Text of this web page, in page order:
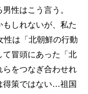
性はこう言う。
もしれないが、私た
性は「北朝鮮の行動
て冒頭にあった「北
をつなぎ合わせれ
得策ではない…祖国